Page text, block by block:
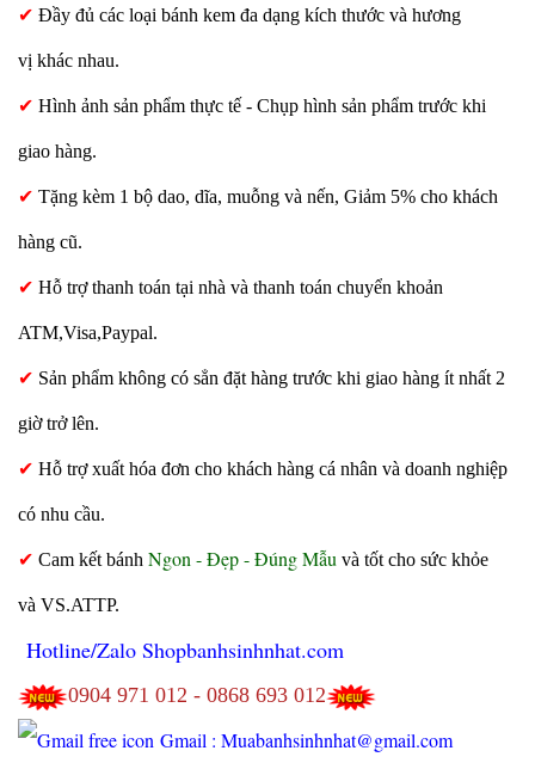
✔ Đầy đủ các loại bánh kem đa dạng kích thước và hương
vị khác nhau.
✔ Hình ảnh sản phẩm thực tế - Chụp hình sản phẩm trước khi
giao hàng.
✔ Tặng kèm 1 bộ dao, dĩa, muỗng và nến, Giảm 5% cho khách
hàng cũ.
✔ Hỗ trợ thanh toán tại nhà và thanh toán chuyển khoản
ATM,Visa,Paypal.
✔ Sản phẩm không có sẳn đặt hàng trước khi giao hàng ít nhất 2
giờ trở lên.
✔ Hỗ trợ xuất hóa đơn cho khách hàng cá nhân và doanh nghiệp
có nhu cầu.
✔ Cam kết bánh Ngon - Đẹp - Đúng Mẫu và tốt cho sức khỏe
và VS.ATTP.
Hotline/Zalo Shopbanhsinhnhat.com
0904 971 012 - 0868 693 012
Gmail : Muabanhsinhnhat@gmail.com